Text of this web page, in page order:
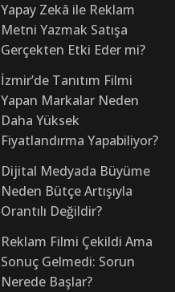
Yapay Zekâ ile Reklam
Metni Yazmak Satışa
Gerçekten Etki Eder mi?
İzmir’de Tanıtım Filmi
Yapan Markalar Neden
Daha Yüksek
Fiyatlandırma Yapabiliyor?
Dijital Medyada Büyüme
Neden Bütçe Artışıyla
Orantılı Değildir?
Reklam Filmi Çekildi Ama
Sonuç Gelmedi: Sorun
Nerede Başlar?